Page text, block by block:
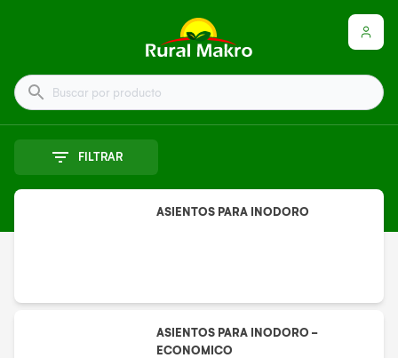
Buscar por producto
FILTRAR
ASIENTOS PARA INODORO
ASIENTOS PARA INODORO -
ECONOMICO